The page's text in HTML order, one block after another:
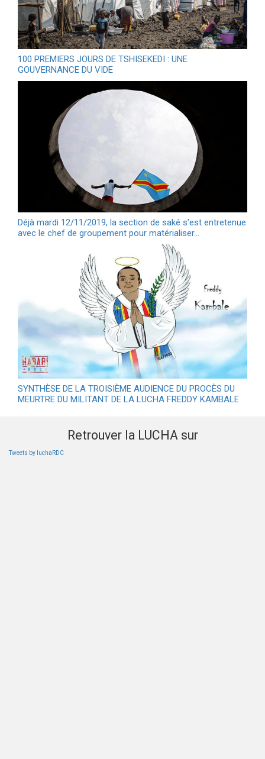
100 PREMIERS JOURS DE TSHISEKEDI : UNE
GOUVERNANCE DU VIDE
Déjà mardi 12/11/2019, la section de saké s'est entretenue
avec le chef de groupement pour matérialiser…
SYNTHÈSE DE LA TROISIÈME AUDIENCE DU PROCÈS DU
MEURTRE DU MILITANT DE LA LUCHA FREDDY KAMBALE
Retrouver la LUCHA sur
Tweets by luchaRDC